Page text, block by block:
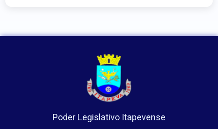
Poder Legislativo Itapevense